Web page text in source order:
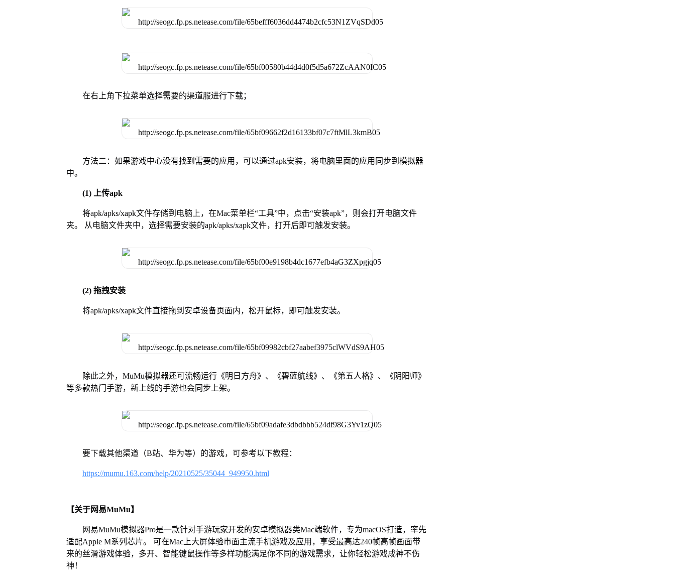
在右上角下拉菜单选择需要的渠道服进行下载；
方法二：如果游戏中心没有找到需要的应用，可以通过apk安装，将电脑里面的应用同步到模拟器
中。
(1) 上传apk
将apk/apks/xapk文件存储到电脑上，在Mac菜单栏“工具”中，点击“安装apk”，则会打开电脑文件
夹。 从电脑文件夹中，选择需要安装的apk/apks/xapk文件，打开后即可触发安装。
(2) 拖拽安装
将apk/apks/xapk文件直接拖到安卓设备页面内，松开鼠标，即可触发安装。
除此之外，MuMu模拟器还可流畅运行《明日方舟》、《碧蓝航线》、《第五人格》、《阴阳师》
等多款热门手游，新上线的手游也会同步上架。
要下载其他渠道（B站、华为等）的游戏，可参考以下教程：
https://mumu.163.com/help/20210525/35044_949950.html
【关于网易MuMu】
网易MuMu模拟器Pro是一款针对手游玩家开发的安卓模拟器类Mac端软件，专为macOS打造，率先
适配Apple M系列芯片。 可在Mac上大屏体验市面主流手机游戏及应用，享受最高达240帧高帧画面带
来的丝滑游戏体验，多开、智能键鼠操作等多样功能满足你不同的游戏需求，让你轻松游戏成神不伤
神！